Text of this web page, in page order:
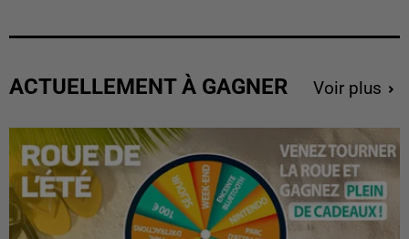
ACTUELLEMENT À GAGNER Voir plus